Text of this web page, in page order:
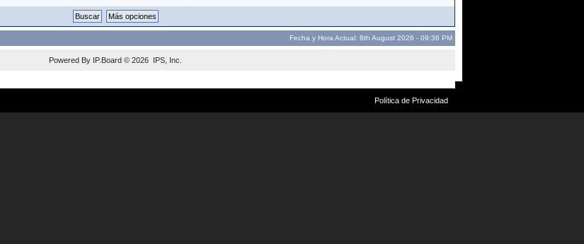
Fecha y Hora Actual: 8th August 2026 - 09:36 PM
Powered By IP.Board © 2026 IPS, Inc
Política de Privacidad